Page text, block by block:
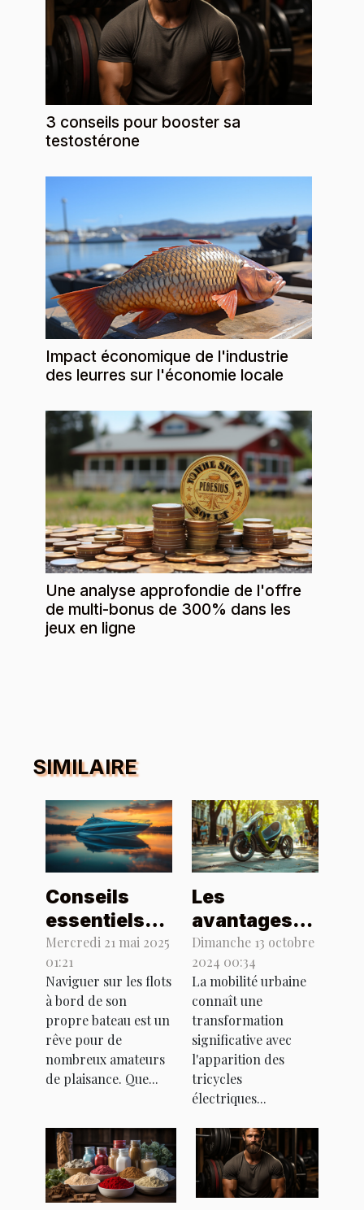
3 conseils pour booster sa
testostérone
Impact économique de l'industrie
des leurres sur l'économie locale
Une analyse approfondie de l'offre
de multi-bonus de 300% dans les
jeux en ligne
SIMILAIRE
Conseils
essentiels
pour l'achat
d'un bateau
de plaisance
neuf ou
usagé
Mercredi 21 mai 2025
01:21
Naviguer sur les flots
à bord de son
propre bateau est un
rêve pour de
nombreux amateurs
de plaisance. Que...
Les
avantages
des tricycles
électriques
adultes
fabriqués
localement
Dimanche 13 octobre
2024 00:34
La mobilité urbaine
connaît une
transformation
significative avec
l'apparition des
tricycles
électriques...